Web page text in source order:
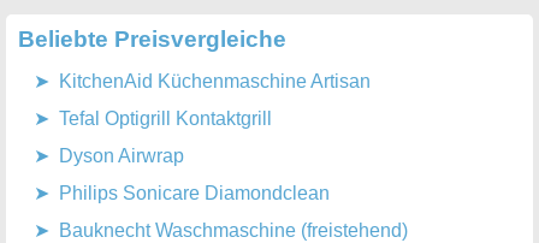
Beliebte Preisvergleiche
KitchenAid Küchenmaschine Artisan
Tefal Optigrill Kontaktgrill
Dyson Airwrap
Philips Sonicare Diamondclean
Bauknecht Waschmaschine (freistehend)